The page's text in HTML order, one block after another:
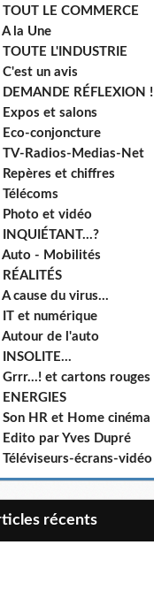
LE COMMERCE
la Une
L'INDUSTRIE
un avis
RÉFLEXION !
et salons
conjoncture
Radios-Medias-Net
et chiffres
et vidéo
Auto - Mobilités
cause du virus...
et numérique
de l'auto
et cartons rouges
HR et Home cinéma
par Yves Dupré
écrans-vidéo
récents